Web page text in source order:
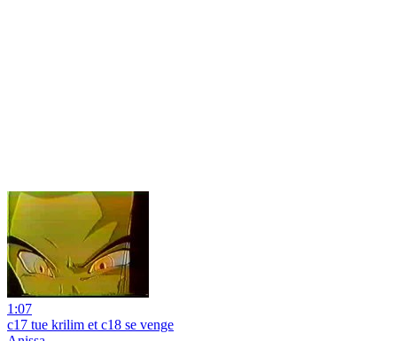
1:07
c17 tue krilim et c18 se venge